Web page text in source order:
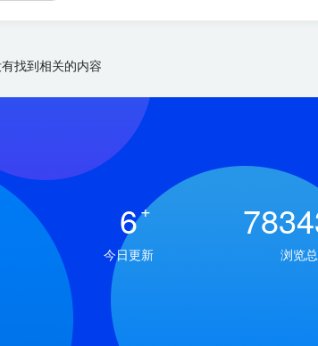
找到相关的内容
6+
今日更新 浏览